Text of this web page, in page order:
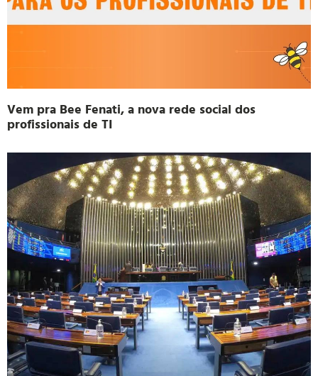
Vem pra Bee Fenati, a nova rede social dos
profissionais de TI